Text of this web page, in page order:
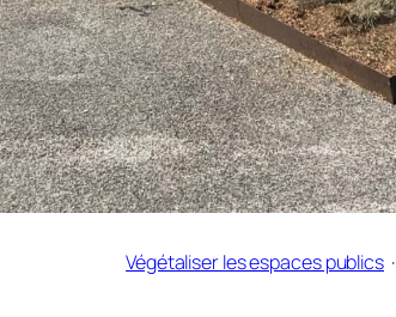
Végétaliser les espaces publics
  ·